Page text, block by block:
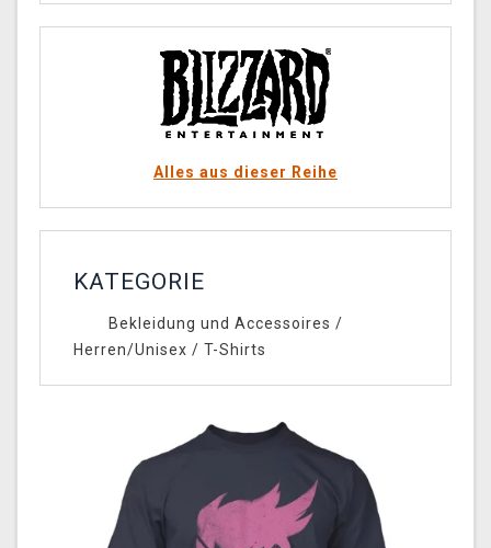
Alles aus dieser Reihe
KATEGORIE
Bekleidung und Accessoires /
Herren/Unisex / T-Shirts